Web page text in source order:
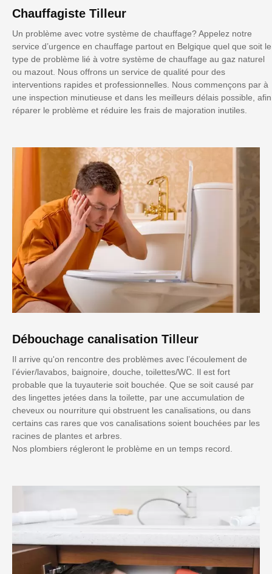
Chauffagiste Tilleur
Un problème avec votre système de chauffage? Appelez notre
service d’urgence en chauffage partout en Belgique quel que soit le
type de problème lié à votre système de chauffage au gaz naturel
ou mazout. Nous offrons un service de qualité pour des
interventions rapides et professionnelles. Nous commençons par à
une inspection minutieuse et dans les meilleurs délais possible, afin
réparer le problème et réduire les frais de majoration inutiles.
Débouchage canalisation Tilleur
Il arrive qu'on rencontre des problèmes avec l’écoulement de
l’évier/lavabos, baignoire, douche, toilettes/WC. Il est fort
probable que la tuyauterie soit bouchée. Que se soit causé par
des lingettes jetées dans la toilette, par une accumulation de
cheveux ou nourriture qui obstruent les canalisations, ou dans
certains cas rares que vos canalisations soient bouchées par les
racines de plantes et arbres.
Nos plombiers régleront le problème en un temps record.